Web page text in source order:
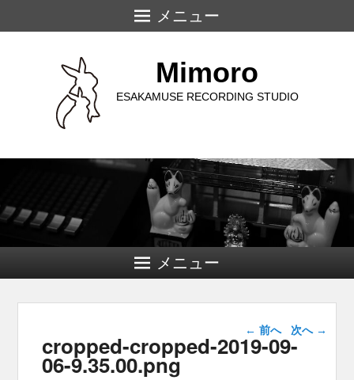
メニュー
Mimoro
ESAKAMUSE RECORDING STUDIO
メニュー
画像ナビゲー
ション
← 前へ 次へ →
cropped-cropped-2019-09-
06-9.35.00.png